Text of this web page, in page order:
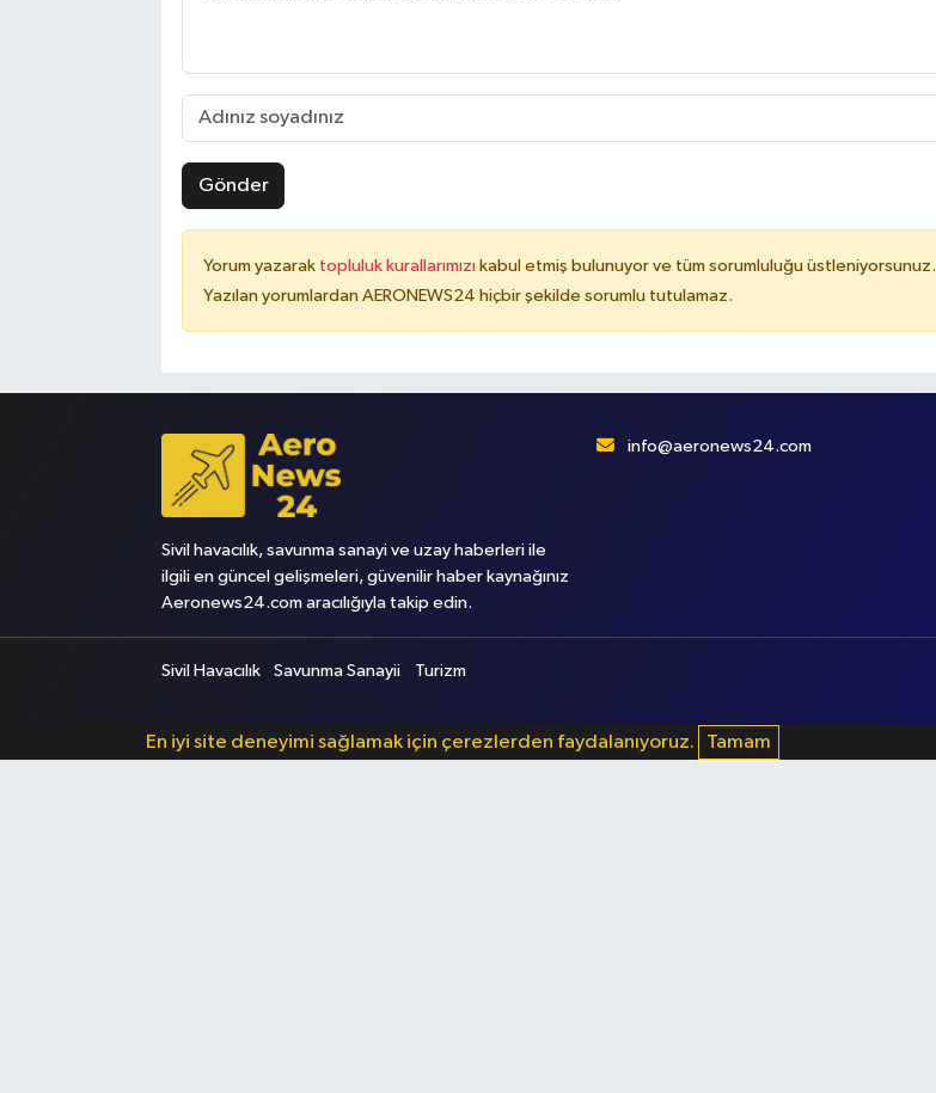
Gönder
Yorum yazarak topluluk kurallarımızı kabul etmiş bulunuyor ve tüm sorumluluğu üstleniyorsunuz.
Yazılan yorumlardan AERONEWS24 hiçbir şekilde sorumlu tutulamaz.
Sivil havacılık, savunma sanayi ve uzay haberleri ile
ilgili en güncel gelişmeleri, güvenilir haber kaynağınız
Aeronews24.com aracılığıyla takip edin.
info@aeronews24.com
Sivil Havacılık Savunma Sanayii Turizm
En iyi site deneyimi sağlamak için çerezlerden faydalanıyoruz. Tamam